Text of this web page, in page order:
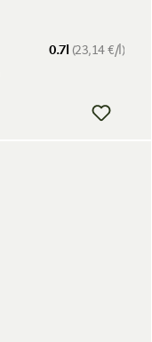
0.7l (23,14 €/l)